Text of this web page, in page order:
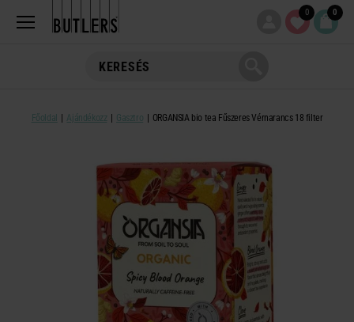
0 0
Főoldal Ajándékozz Gasztro ORGANSIA bio tea Fűszeres Vérnarancs 18 filter